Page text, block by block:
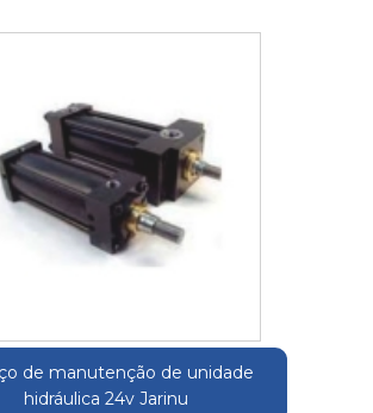
de manutenção de unidade
hidráulica 24v Jarinu